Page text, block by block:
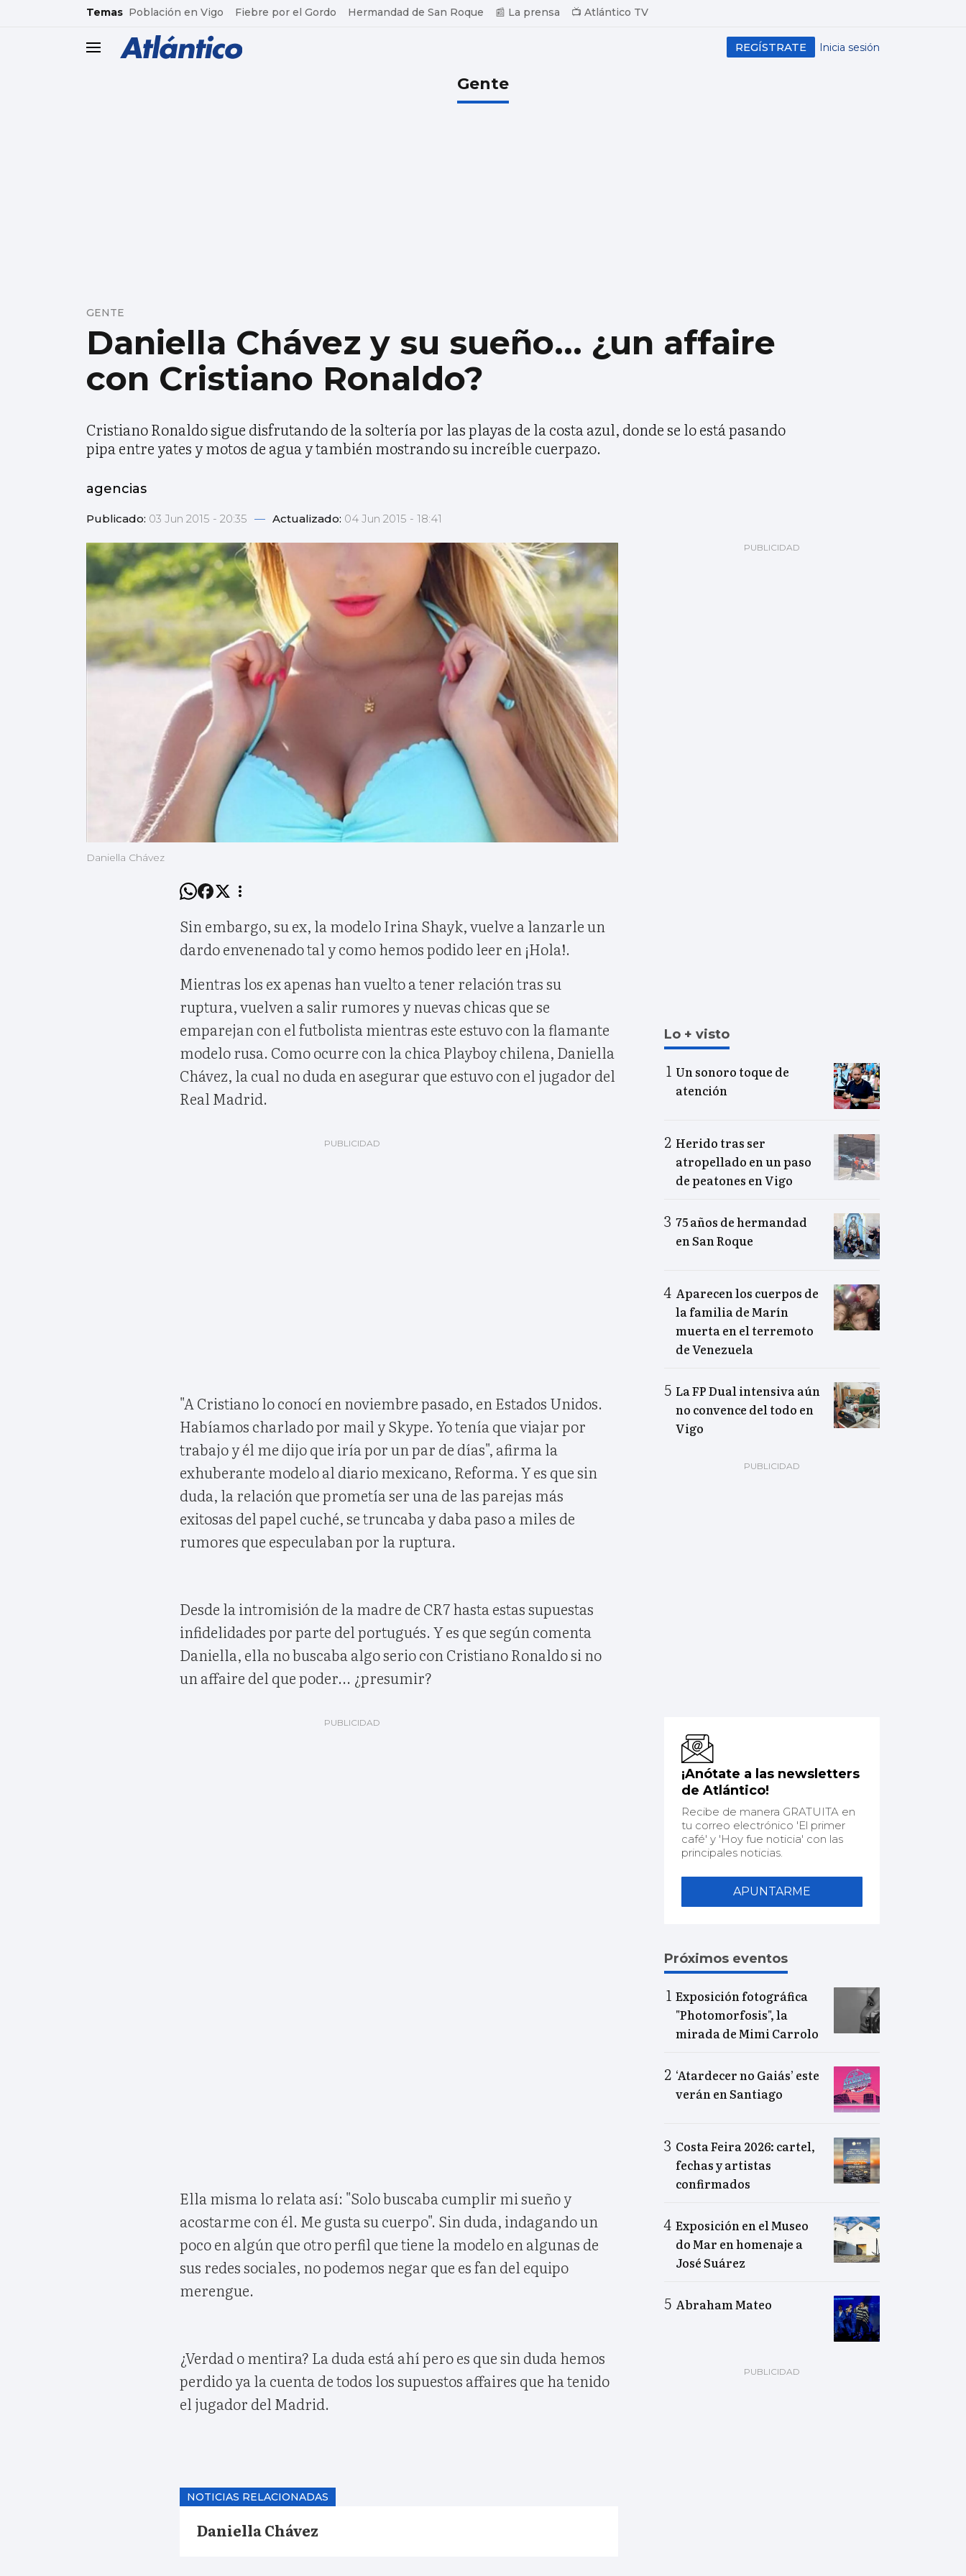
common.go-to-content
Temas Población en Vigo Fiebre por el Gordo Hermandad de San Roque 📰 La prensa 📺 Atlántico TV
header.menu.open Inicia sesión
REGÍSTRATE
Gente
Daniella Chávez y su sueño... ¿un affaire
con Cristiano Ronaldo?
GENTE
Cristiano Ronaldo sigue disfrutando de la soltería por las playas de la costa azul, donde se lo está pasando
pipa entre yates y motos de agua y también mostrando su increíble cuerpazo.
agencias
Publicado: 03 Jun 2015 - 20:35 — Actualizado: 04 Jun 2015 - 18:41
Daniella Chávez
Sin embargo, su ex, la modelo Irina Shayk, vuelve a lanzarle un
dardo envenenado tal y como hemos podido leer en ¡Hola!.
Mientras los ex apenas han vuelto a tener relación tras su
ruptura, vuelven a salir rumores y nuevas chicas que se
emparejan con el futbolista mientras este estuvo con la flamante
modelo rusa. Como ocurre con la chica Playboy chilena, Daniella
Chávez, la cual no duda en asegurar que estuvo con el jugador del
Real Madrid.
"A Cristiano lo conocí­ en noviembre pasado, en Estados Unidos.
Habí­amos charlado por mail y Skype. Yo tenía que viajar por
trabajo y él me dijo que iría por un par de días", afirma la
exhuberante modelo al diario mexicano, Reforma. Y es que sin
duda, la relación que prometía ser una de las parejas más
exitosas del papel cuché, se truncaba y daba paso a miles de
rumores que especulaban por la ruptura.
Desde la intromisión de la madre de CR7 hasta estas supuestas
infidelidades por parte del portugués. Y es que según comenta
Daniella, ella no buscaba algo serio con Cristiano Ronaldo si no
un affaire del que poder... ¿presumir?
Ella misma lo relata así: "Solo buscaba cumplir mi sueño y
acostarme con él. Me gusta su cuerpo". Sin duda, indagando un
poco en algún que otro perfil que tiene la modelo en algunas de
sus redes sociales, no podemos negar que es fan del equipo
merengue.
¿Verdad o mentira? La duda está ahí pero es que sin duda hemos
perdido ya la cuenta de todos los supuestos affaires que ha tenido
el jugador del Madrid.
NOTICIAS RELACIONADAS
Daniella Chávez
Lo + visto
Un sonoro toque de
atención
Herido tras ser
atropellado en un paso
de peatones en Vigo
75 años de hermandad
en San Roque
Aparecen los cuerpos de
la familia de Marín
muerta en el terremoto
de Venezuela
La FP Dual intensiva aún
no convence del todo en
Vigo
¡Anótate a las newsletters
de Atlántico!
Recibe de manera GRATUITA en
tu correo electrónico 'El primer
café' y 'Hoy fue noticia' con las
principales noticias.
APUNTARME
Próximos eventos
Exposición fotográfica
"Photomorfosis", la
mirada de Mimi Carrolo
‘Atardecer no Gaiás’ este
verán en Santiago
Costa Feira 2026: cartel,
fechas y artistas
confirmados
Exposición en el Museo
do Mar en homenaje a
José Suárez
Abraham Mateo